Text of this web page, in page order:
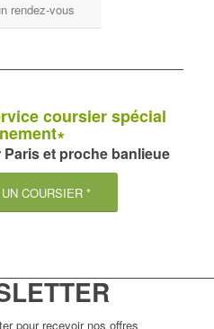
rendez-vous
coursier spécial
et proche banlieue
COURSIER *
pour recevoir nos offres